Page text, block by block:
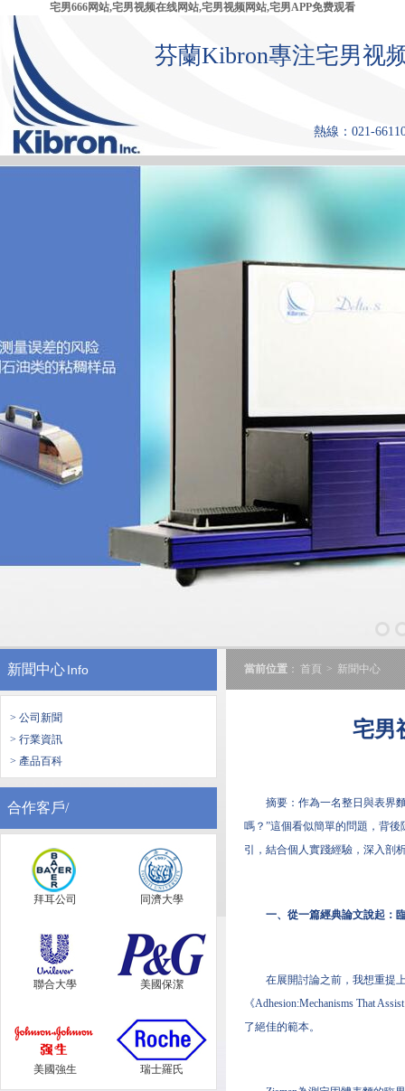
宅男666网站,宅男视频在线网站,宅男视频网站,宅男APP免费观看
芬蘭Kibron專注宅男视
熱線：021-
首 頁 產品中心 張力儀 宅
新聞中心Info
> 公司新聞
> 行業資訊
> 產品百科
合作客戶/
拜耳公司 同濟大學
聯合大學 美國保潔
美國強生 瑞士羅氏
當前位置 ： 首頁 > 新聞中心
宅男
摘要：作為一名整日與表界
嗎？”這個看似簡單的問題，背
引，結合個人實踐經驗，深入剖
一、從一篇經典論文說起：
在展開討論之前，我想重提
《Adhesion:Mechanisms That
了絕佳的範本。